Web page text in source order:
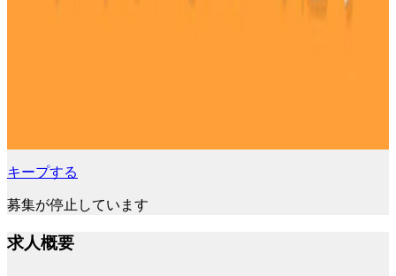
キープする
募集が停止しています
求人概要